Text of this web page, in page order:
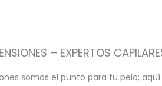
– EXPERTOS
somos el punto para tu pelo;